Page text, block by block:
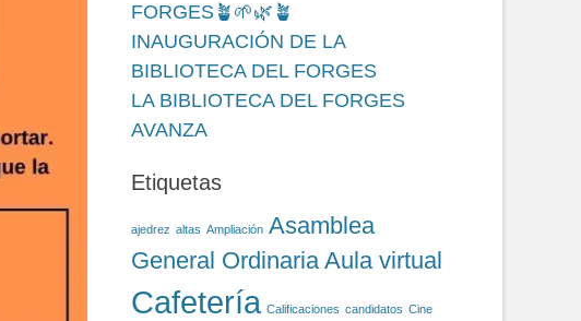
FORGES🪴🌱🌿🪴
INAUGURACIÓN DE LA
BIBLIOTECA DEL FORGES
LA BIBLIOTECA DEL FORGES
AVANZA
Etiquetas
ajedrez altas Ampliación Asamblea
General Ordinaria Aula virtual
Cafetería Calificaciones candidatos Cine